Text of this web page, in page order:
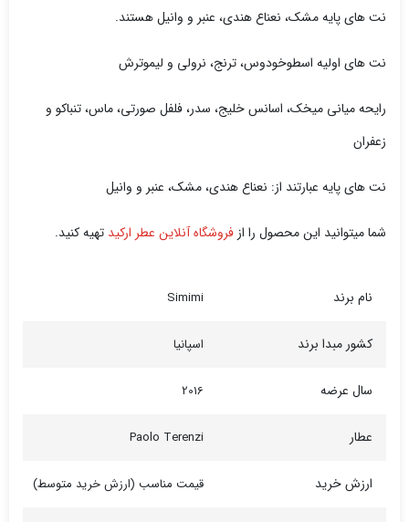
نت های پایه مشک، نعناع هندی، عنبر و وانیل هستند.
نت های اولیه اسطوخودوس، ترنج، نرولی و لیموترش
رایحه میانی میخک، اسانس خلیج، سدر، فلفل صورتی، ماس، تنباکو و
زعفران
نت های پایه عبارتند از: نعناع هندی، مشک، عنبر و وانیل
شما میتوانید این محصول را از فروشگاه آنلاین عطر ارکید تهیه کنید.
نام برند Simimi
کشور مبدا برند اسپانیا
سال عرضه 2016
عطار Paolo Terenzi
ارزش خرید قیمت مناسب (ارزش خرید متوسط)